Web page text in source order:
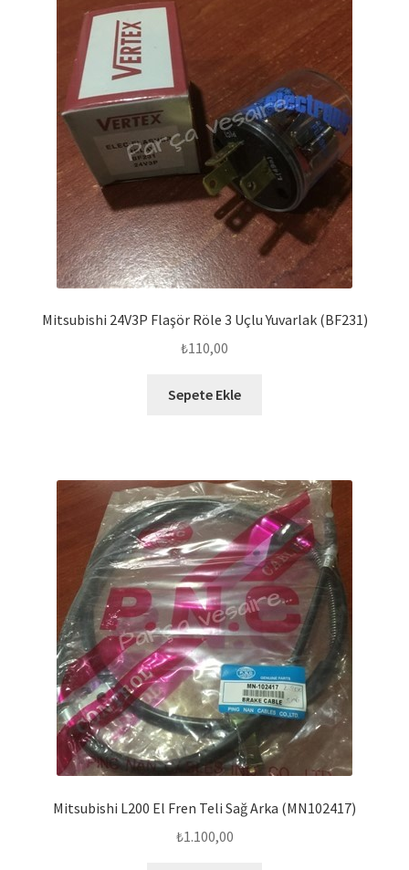
Mitsubishi 24V3P Flaşör Röle 3 Uçlu Yuvarlak (BF231)
₺110,00
Sepete Ekle
Mitsubishi L200 El Fren Teli Sağ Arka (MN102417)
₺1.100,00